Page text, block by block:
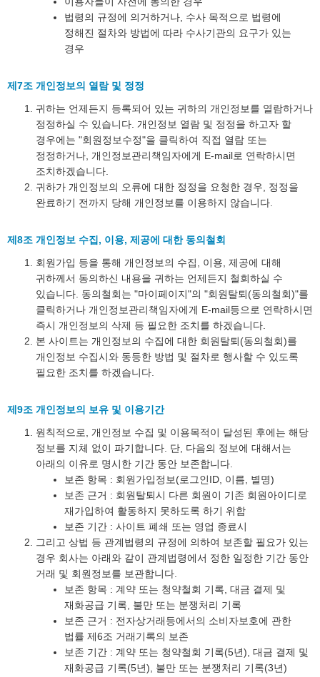
법령의 규정에 의거하거나, 수사 목적으로 법령에
정해진 절차와 방법에 따라 수사기관의 요구가 있는
경우
제7조 개인정보의 열람 및 정정
귀하는 언제든지 등록되어 있는 귀하의 개인정보를 열람하거나
정정하실 수 있습니다. 개인정보 열람 및 정정을 하고자 할
경우에는 "회원정보수정"을 클릭하여 직접 열람 또는
정정하거나, 개인정보관리책임자에게 E-mail로 연락하시면
조치하겠습니다.
귀하가 개인정보의 오류에 대한 정정을 요청한 경우, 정정을
완료하기 전까지 당해 개인정보를 이용하지 않습니다.
제8조 개인정보 수집, 이용, 제공에 대한 동의철회
회원가입 등을 통해 개인정보의 수집, 이용, 제공에 대해
귀하께서 동의하신 내용을 귀하는 언제든지 철회하실 수
있습니다. 동의철회는 "마이페이지"의 "회원탈퇴(동의철회)"를
클릭하거나 개인정보관리책임자에게 E-mail등으로 연락하시면
즉시 개인정보의 삭제 등 필요한 조치를 하겠습니다.
본 사이트는 개인정보의 수집에 대한 회원탈퇴(동의철회)를
개인정보 수집시와 동등한 방법 및 절차로 행사할 수 있도록
필요한 조치를 하겠습니다.
제9조 개인정보의 보유 및 이용기간
원칙적으로, 개인정보 수집 및 이용목적이 달성된 후에는 해당
정보를 지체 없이 파기합니다. 단, 다음의 정보에 대해서는
아래의 이유로 명시한 기간 동안 보존합니다.
보존 항목 : 회원가입정보(로그인ID, 이름, 별명)
보존 근거 : 회원탈퇴시 다른 회원이 기존 회원아이디로
재가입하여 활동하지 못하도록 하기 위함
보존 기간 : 사이트 폐쇄 또는 영업 종료시
그리고 상법 등 관계법령의 규정에 의하여 보존할 필요가 있는
경우 회사는 아래와 같이 관계법령에서 정한 일정한 기간 동안
거래 및 회원정보를 보관합니다.
보존 항목 : 계약 또는 청약철회 기록, 대금 결제 및
재화공급 기록, 불만 또는 분쟁처리 기록
보존 근거 : 전자상거래등에서의 소비자보호에 관한
법률 제6조 거래기록의 보존
보존 기간 : 계약 또는 청약철회 기록(5년), 대금 결제 및
재화공급 기록(5년), 불만 또는 분쟁처리 기록(3년)